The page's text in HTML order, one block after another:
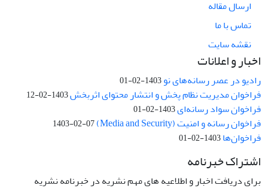
ارسال مقاله
تماس با ما
نقشه سایت
اخبار و اعلانات
رادیو در عصر رسانه‌های نو1403-02-01
فراخوان مدیریت نظام پخش و انتشار محتوای اثربخش1403-02-12
فراخوان سواد رسانه‌ای1403-02-01
فراخوان رسانه و امنیت (Media and Security) 1403-02-07
فراخوان‌ها1403-02-01
اشتراک خبرنامه
برای دریافت اخبار و اطلاعیه های مهم نشریه در خبرنامه نشریه